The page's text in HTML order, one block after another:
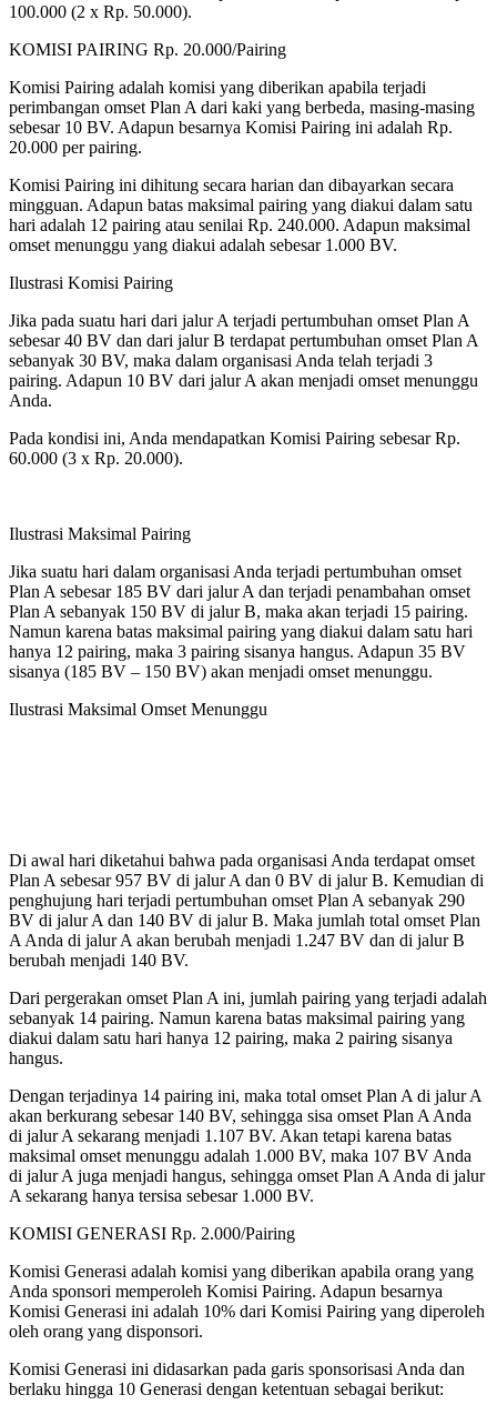
100.000 (2 x Rp. 50.000).
KOMISI PAIRING Rp. 20.000/Pairing
Komisi Pairing adalah komisi yang diberikan apabila terjadi
perimbangan omset Plan A dari kaki yang berbeda, masing-masing
sebesar 10 BV. Adapun besarnya Komisi Pairing ini adalah Rp.
20.000 per pairing.
Komisi Pairing ini dihitung secara harian dan dibayarkan secara
mingguan. Adapun batas maksimal pairing yang diakui dalam satu
hari adalah 12 pairing atau senilai Rp. 240.000. Adapun maksimal
omset menunggu yang diakui adalah sebesar 1.000 BV.
Ilustrasi Komisi Pairing
Jika pada suatu hari dari jalur A terjadi pertumbuhan omset Plan A
sebesar 40 BV dan dari jalur B terdapat pertumbuhan omset Plan A
sebanyak 30 BV, maka dalam organisasi Anda telah terjadi 3
pairing. Adapun 10 BV dari jalur A akan menjadi omset menunggu
Anda.
Pada kondisi ini, Anda mendapatkan Komisi Pairing sebesar Rp.
60.000 (3 x Rp. 20.000).
Ilustrasi Maksimal Pairing
Jika suatu hari dalam organisasi Anda terjadi pertumbuhan omset
Plan A sebesar 185 BV dari jalur A dan terjadi penambahan omset
Plan A sebanyak 150 BV di jalur B, maka akan terjadi 15 pairing.
Namun karena batas maksimal pairing yang diakui dalam satu hari
hanya 12 pairing, maka 3 pairing sisanya hangus. Adapun 35 BV
sisanya (185 BV – 150 BV) akan menjadi omset menunggu.
Ilustrasi Maksimal Omset Menunggu
Di awal hari diketahui bahwa pada organisasi Anda terdapat omset
Plan A sebesar 957 BV di jalur A dan 0 BV di jalur B. Kemudian di
penghujung hari terjadi pertumbuhan omset Plan A sebanyak 290
BV di jalur A dan 140 BV di jalur B. Maka jumlah total omset Plan
A Anda di jalur A akan berubah menjadi 1.247 BV dan di jalur B
berubah menjadi 140 BV.
Dari pergerakan omset Plan A ini, jumlah pairing yang terjadi adalah
sebanyak 14 pairing. Namun karena batas maksimal pairing yang
diakui dalam satu hari hanya 12 pairing, maka 2 pairing sisanya
hangus.
Dengan terjadinya 14 pairing ini, maka total omset Plan A di jalur A
akan berkurang sebesar 140 BV, sehingga sisa omset Plan A Anda
di jalur A sekarang menjadi 1.107 BV. Akan tetapi karena batas
maksimal omset menunggu adalah 1.000 BV, maka 107 BV Anda
di jalur A juga menjadi hangus, sehingga omset Plan A Anda di jalur
A sekarang hanya tersisa sebesar 1.000 BV.
KOMISI GENERASI Rp. 2.000/Pairing
Komisi Generasi adalah komisi yang diberikan apabila orang yang
Anda sponsori memperoleh Komisi Pairing. Adapun besarnya
Komisi Generasi ini adalah 10% dari Komisi Pairing yang diperoleh
oleh orang yang disponsori.
Komisi Generasi ini didasarkan pada garis sponsorisasi Anda dan
berlaku hingga 10 Generasi dengan ketentuan sebagai berikut: